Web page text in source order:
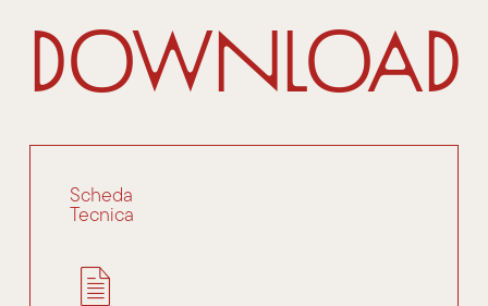
Download
Scheda
Tecnica